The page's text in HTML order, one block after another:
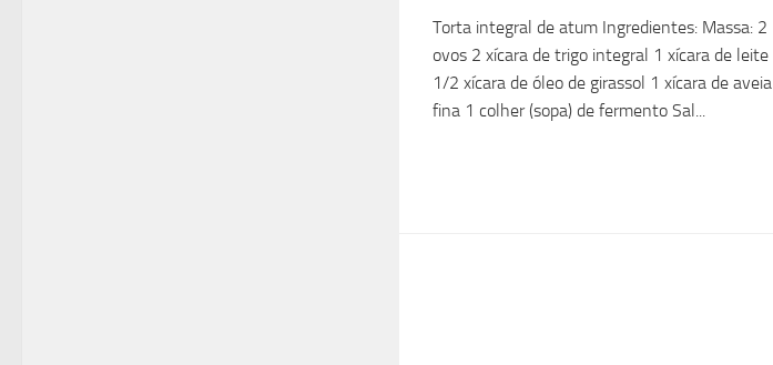
Torta integral de atum Ingredientes: Massa: 2
ovos 2 xícara de trigo integral 1 xícara de leite
1/2 xícara de óleo de girassol 1 xícara de aveia
fina 1 colher (sopa) de fermento Sal...